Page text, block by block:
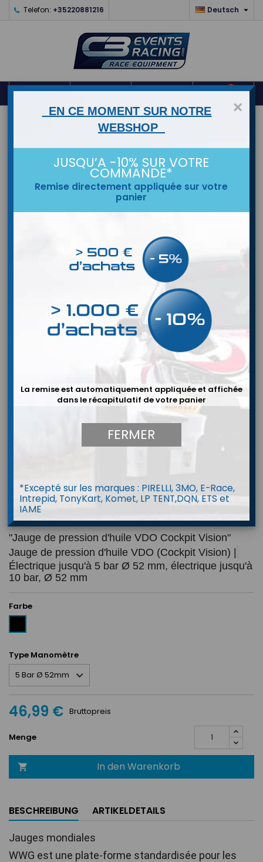
Telefon: +35220881216 Deutsch 
   shopping_cart
Jauge VDO Pression d'huile
"Jauge de pression d'huile VDO Cockpit Vision"
Jauge de pression d'huile VDO (Cockpit Vision) |
Électrique jusqu'à 5 bar Ø 52 mm, électrique jusqu'à
10 bar, Ø 52 mm
Farbe
Type Manomètre
46,99 € Bruttopreis
Menge
 In den Warenkorb
BESCHREIBUNG ARTIKELDETAILS
Jauges mondiales
WWG est une plate-forme standardisée pour les
×
EN CE MOMENT SUR NOTRE
WEBSHOP
JUSQU’A -10% SUR VOTRE
COMMANDE*
Remise directement appliquée sur votre
panier
La remise est automatiquement appliquée et affichée
dans le récapitulatif de votre panier
FERMER
*Excepté sur les marques : PIRELLI, 3MO, E-Race,
Intrepid, TonyKart, Komet, LP TENT,DQN, ETS et
IAME